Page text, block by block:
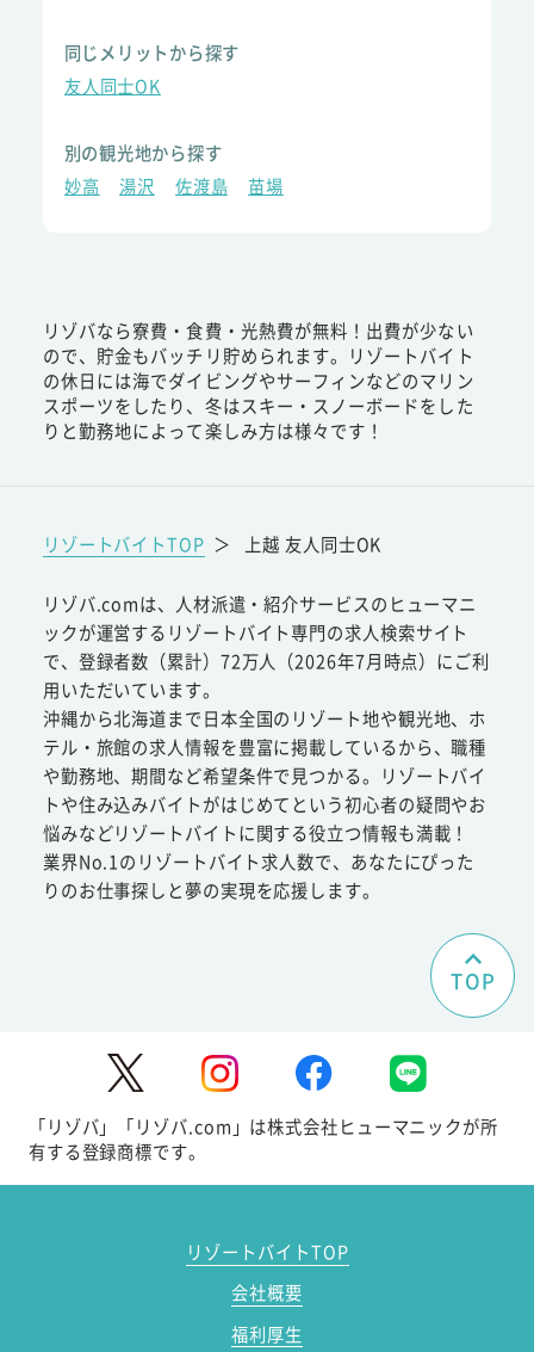
同じメリットから探す
友人同士OK
別の観光地から探す
妙高
湯沢 佐渡島 苗場
リゾバなら寮費・食費・光熱費が無料！出費が少ない
ので、貯金もバッチリ貯められます。リゾートバイト
の休日には海でダイビングやサーフィンなどのマリン
スポーツをしたり、冬はスキー・スノーボードをした
りと勤務地によって楽しみ方は様々です！
リゾートバイトTOP ＞ 上越 友人同士OK
リゾバ.comは、人材派遣・紹介サービスのヒューマニ
ックが運営するリゾートバイト専門の求人検索サイト
で、登録者数（累計）72万人（2026年7月時点）にご利
用いただいています。
沖縄から北海道まで日本全国のリゾート地や観光地、ホ
テル・旅館の求人情報を豊富に掲載しているから、職種
や勤務地、期間など希望条件で見つかる。リゾートバイ
トや住み込みバイトがはじめてという初心者の疑問やお
悩みなどリゾートバイトに関する役立つ情報も満載！
業界No.1のリゾートバイト求人数で、あなたにぴった
りのお仕事探しと夢の実現を応援します。
TOP
「リゾバ」「リゾバ.com」は株式会社ヒューマニックが所
有する登録商標です。
リゾートバイトTOP
会社概要
福利厚生